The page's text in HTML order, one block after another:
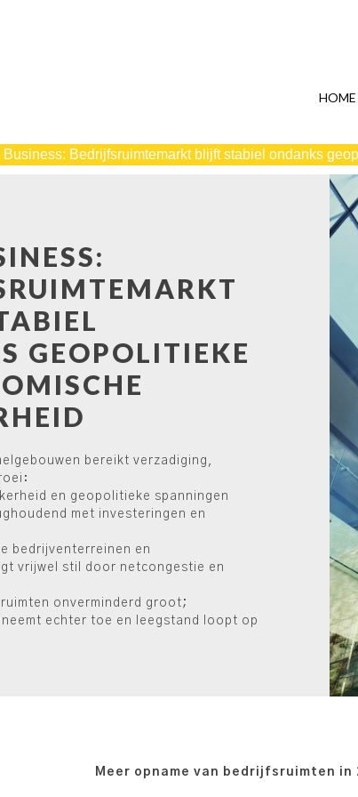
HOME
Business: Bedrijfsruimtemarkt blijft stabiel ondanks
GEOPOLITIEKE
bereikt verzadiging,
en geopolitieke spanningen
met investeringen en
bedrijventerreinen en
vrijwel stil door netcongestie en
onverminderd groot;
echter toe en leegstand loopt op
Meer opname van bedrijfsruimten